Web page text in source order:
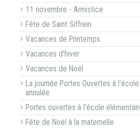
11 novembre - Armistice
Fête de Saint Siffrein
Vacances de Printemps
Vacances d'hiver
Vacances de Noël
La journée Portes Ouvertes à
annulée
Portes ouvertes à l'école
Fête de Noël à la maternelle